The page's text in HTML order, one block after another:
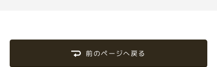
前のページへ戻る